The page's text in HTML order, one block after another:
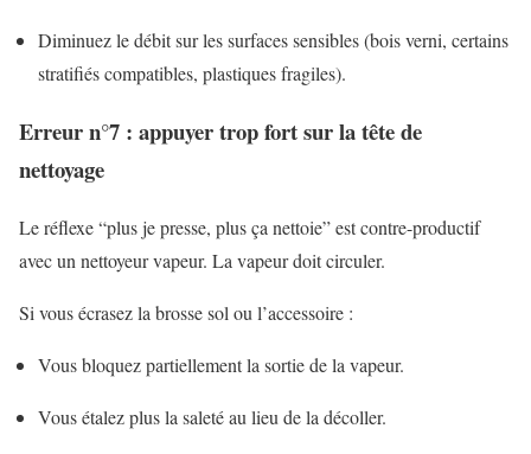
Diminuez le débit sur les surfaces sensibles (bois verni, certains
stratifiés compatibles, plastiques fragiles).
Erreur n°7 : appuyer trop fort sur la tête de
nettoyage
Le réflexe “plus je presse, plus ça nettoie” est contre-productif
avec un nettoyeur vapeur. La vapeur doit circuler.
Si vous écrasez la brosse sol ou l’accessoire :
Vous bloquez partiellement la sortie de la vapeur.
Vous étalez plus la saleté au lieu de la décoller.